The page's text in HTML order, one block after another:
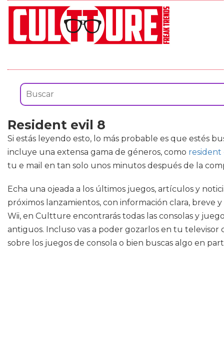
Resident evil 8
Si estás leyendo esto, lo más probable es que estés
incluye una extensa gama de géneros, como resident
tu e mail en tan solo unos minutos después de la
Echa una ojeada a los últimos juegos, artículos y
próximos lanzamientos, con información clara, breve
Wii, en Cultture encontrarás todas las consolas y
antiguos. Incluso vas a poder gozarlos en tu
sobre los juegos de consola o bien buscas algo en